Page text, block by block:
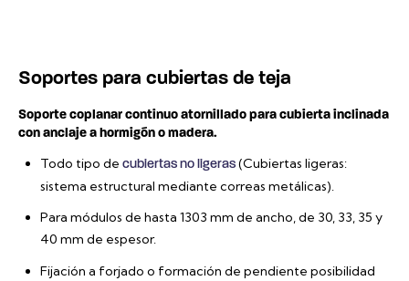
Soportes para cubiertas de teja
Soporte coplanar continuo atornillado para cubierta inclinada
con anclaje a hormigón o madera.
Todo tipo de cubiertas no ligeras(Cubiertas ligeras:
sistema estructural mediante correas metálicas).
Para módulos de hasta 1303 mm de ancho, de 30, 33, 35 y
40 mm de espesor.
Fijación a forjado o formación de pendiente posibilidad